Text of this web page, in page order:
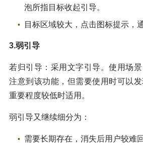
泡所指目标收起引导。
目标区域较大，点击图标提示，
3.弱引导
若归引导：采用文字引导。使用场
注意到该功能，但需要使用时可以
重要程度较低时适用。
弱引导又继续细分为：
需要长期存在，消失后用户较难